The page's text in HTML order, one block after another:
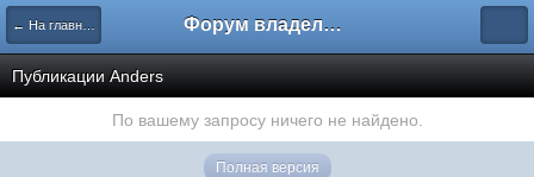
← На главную Форум владельцев интернет-магазинов
Публикации Anders
По вашему запросу ничего не найдено.
Полная версия